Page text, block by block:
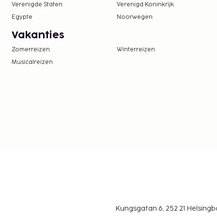
In deze accommodatie zijn huisdieren en
Verenigde Staten
Verenigd Koninkrijk
Egypte
Noorwegen
Vakanties
Zomerreizen Winterreizen
Musicalreizen
Kungsgatan 6, 252 21